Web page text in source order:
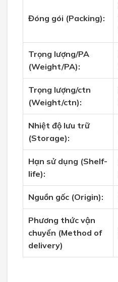
Đóng gói (Packing):
Trọng lượng/PA
(Weight/PA):
Trọng lượng/ctn
(Weight/ctn):
Nhiệt độ lưu trữ
(Storage):
Hạn sử dụng (Shelf-
life):
Nguồn gốc (Origin):
Phương thức vận
chuyển (Method of
delivery)